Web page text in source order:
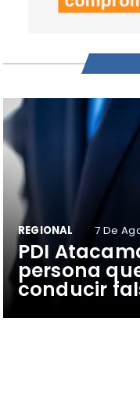
​PDI
persona
conducir
REGIONAL 7 De